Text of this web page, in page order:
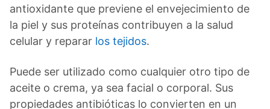
antioxidante que previene el envejecimiento de
la piel y sus proteínas contribuyen a la salud
celular y reparar los tejidos.
Puede ser utilizado como cualquier otro tipo de
aceite o crema, ya sea facial o corporal. Sus
propiedades antibióticas lo convierten en un